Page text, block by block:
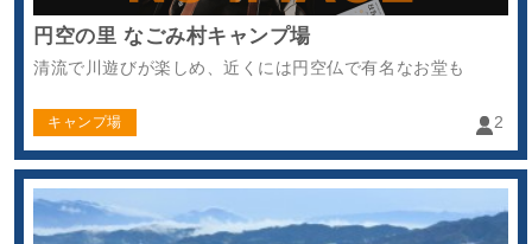
円空の里 なごみ村キャンプ場
清流で川遊びが楽しめ、近くには円空仏で有名なお堂も
キャンプ場 2